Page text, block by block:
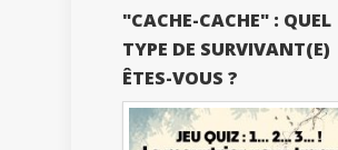
"CACHE-CACHE" : QUEL
TYPE DE SURVIVANT(E)
ÊTES-VOUS ?